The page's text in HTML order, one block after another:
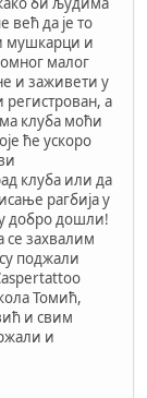
већ да је то
мушкарци и
малог
и заживети у
а
клуба моћи
ће ускоро
клуба или да
рагбија у
добро дошли!
се захвалим
поджали
Томић,
и свим
и